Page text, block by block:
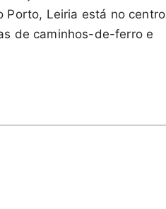
Porto, Leiria está no centro
de caminhos-de-ferro e